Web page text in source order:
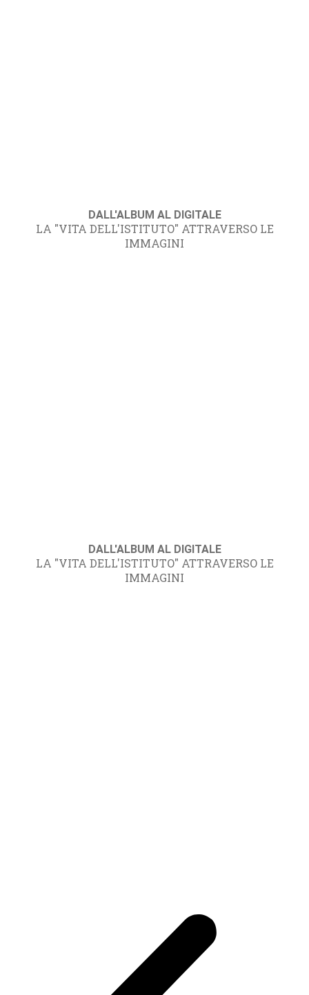
DALL'ALBUM AL DIGITALE
LA "VITA DELL'ISTITUTO" ATTRAVERSO LE
IMMAGINI
DALL'ALBUM AL DIGITALE
LA "VITA DELL'ISTITUTO" ATTRAVERSO LE
IMMAGINI